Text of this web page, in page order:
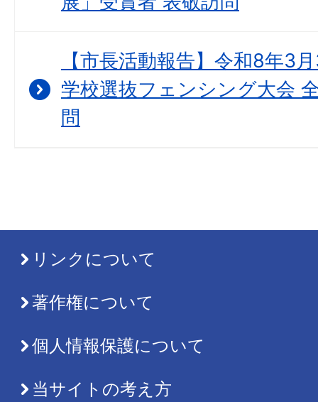
【市長活動報告】令和8年3
学校選抜フェンシング大会
問
リンクについて
著作権について
個人情報保護について
当サイトの考え方